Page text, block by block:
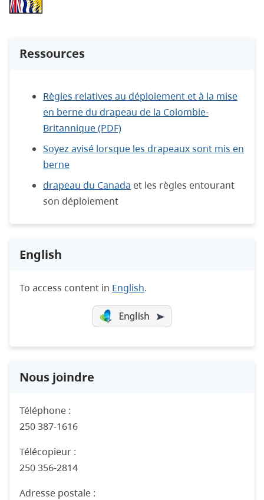
Ressources
Règles relatives au déploiement et à la mise
en berne du drapeau de la Colombie-
Britannique (PDF)
Soyez avisé lorsque les drapeaux sont mis en
berne
drapeau du Canada et les règles entourant
son déploiement
English
To access content in English.
Nous joindre
Téléphone :
250 387-1616
Télécopieur :
250 356-2814
Adresse postale :